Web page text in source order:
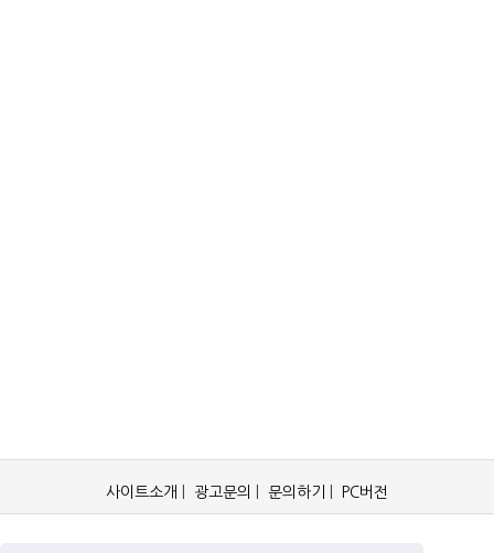
사이트소개 광고문의 문의하기 PC버전